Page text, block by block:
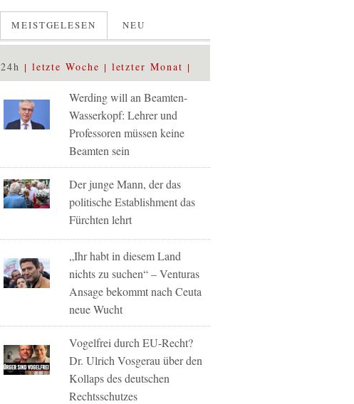
MEISTGELESEN NEU
24h letzte Woche letzter Monat
Werding will an Beamten-
Wasserkopf: Lehrer und
Professoren müssen keine
Beamten sein
Der junge Mann, der das
politische Establishment das
Fürchten lehrt
„Ihr habt in diesem Land
nichts zu suchen“ – Venturas
Ansage bekommt nach Ceuta
neue Wucht
Vogelfrei durch EU-Recht?
Dr. Ulrich Vosgerau über den
Kollaps des deutschen
Rechtsschutzes